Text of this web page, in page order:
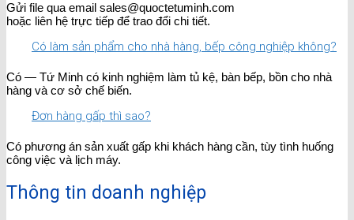
Gửi file qua email sales@quoctetuminh.com
hoặc liên hệ trực tiếp để trao đổi chi tiết.
Có làm sản phẩm cho nhà hàng, bếp công nghiệp không?
Có — Tứ Minh có kinh nghiệm làm tủ kệ, bàn bếp, bồn cho nhà
hàng và cơ sở chế biến.
Đơn hàng gấp thì sao?
Có phương án sản xuất gấp khi khách hàng cần, tùy tình huống
công việc và lịch máy.
Thông tin doanh nghiệp